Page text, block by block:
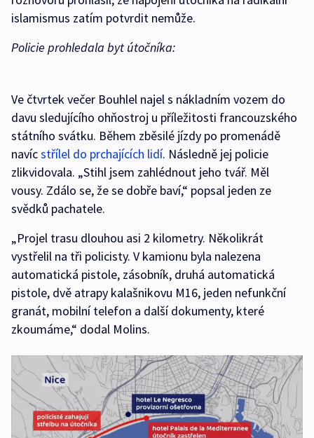
islamismus zatím potvrdit nemůže.
Policie prohledala byt útočníka:
Ve čtvrtek večer Bouhlel najel s nákladním vozem do
davu sledujícího ohňostroj u příležitosti francouzského
státního svátku. Během zběsilé jízdy po promenádě
navícstřílel do prchajících lidí. Následně jej policie
zlikvidovala. „Stihl jsem zahlédnout jeho tvář. Měl
vousy. Zdálo se, že se dobře baví,“ popsal jeden ze
svědků pachatele.
„Projel trasu dlouhou asi 2 kilometry. Několikrát
vystřelil na tři policisty. V kamionu byla nalezena
automatická pistole, zásobník, druhá automatická
pistole, dvě atrapy kalašnikovu M16, jeden nefunkční
granát, mobilní telefon a další dokumenty, které
zkoumáme,“ dodal Molins.